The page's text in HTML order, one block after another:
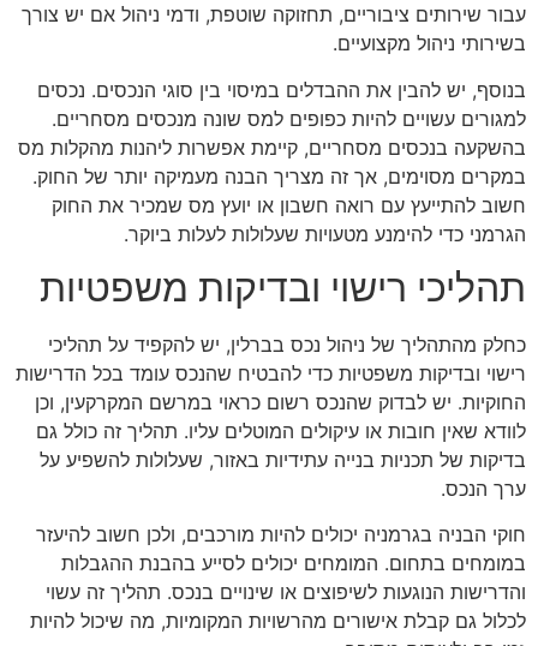
עבור שירותים ציבוריים, תחזוקה שוטפת, ודמי ניהול אם יש צורך
בשירותי ניהול מקצועיים.
בנוסף, יש להבין את ההבדלים במיסוי בין סוגי הנכסים. נכסים
למגורים עשויים להיות כפופים למס שונה מנכסים מסחריים.
בהשקעה בנכסים מסחריים, קיימת אפשרות ליהנות מהקלות מס
במקרים מסוימים, אך זה מצריך הבנה מעמיקה יותר של החוק.
חשוב להתייעץ עם רואה חשבון או יועץ מס שמכיר את החוק
הגרמני כדי להימנע מטעויות שעלולות לעלות ביוקר.
תהליכי רישוי ובדיקות משפטיות
כחלק מהתהליך של ניהול נכס בברלין, יש להקפיד על תהליכי
רישוי ובדיקות משפטיות כדי להבטיח שהנכס עומד בכל הדרישות
החוקיות. יש לבדוק שהנכס רשום כראוי במרשם המקרקעין, וכן
לוודא שאין חובות או עיקולים המוטלים עליו. תהליך זה כולל גם
בדיקות של תכניות בנייה עתידיות באזור, שעלולות להשפיע על
ערך הנכס.
חוקי הבניה בגרמניה יכולים להיות מורכבים, ולכן חשוב להיעזר
במומחים בתחום. המומחים יכולים לסייע בהבנת ההגבלות
והדרישות הנוגעות לשיפוצים או שינויים בנכס. תהליך זה עשוי
לכלול גם קבלת אישורים מהרשויות המקומיות, מה שיכול להיות